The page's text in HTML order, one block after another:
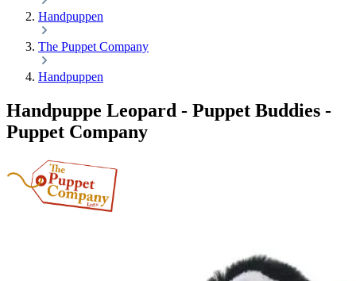
Handpuppen
The Puppet Company
Handpuppen
Handpuppe Leopard - Puppet Buddies -
Puppet Company